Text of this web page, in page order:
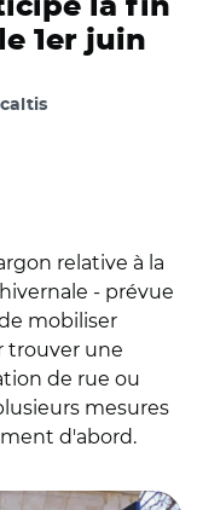
la fin
1er juin
relative à la
- prévue
mobiliser
trouver une
de rue ou
mesures
d'abord.